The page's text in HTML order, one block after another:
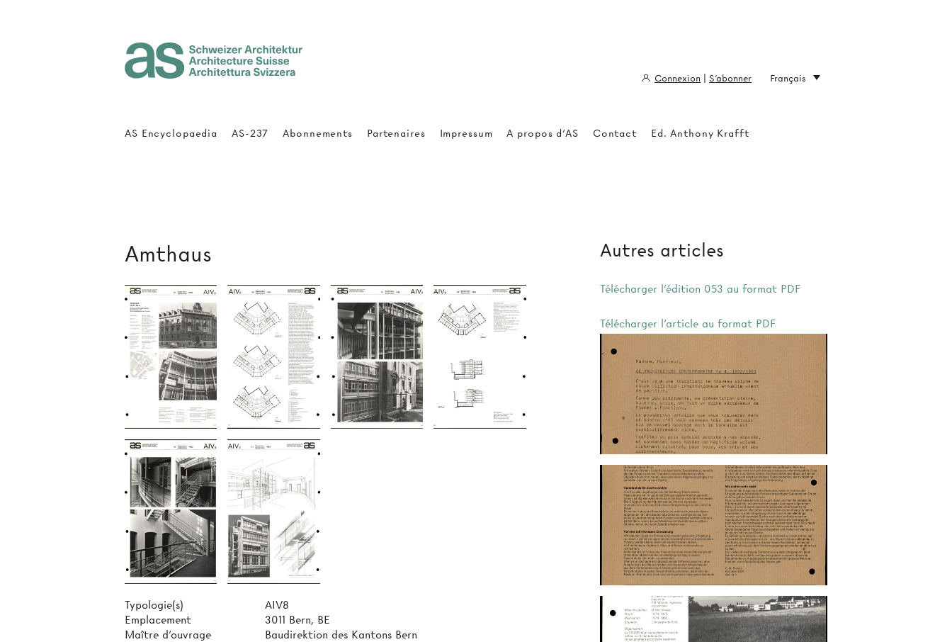
Amthaus
Typologie(s)
AIV8
Emplacement
3011 Bern, BE
Maître d'ouvrage
Baudirektion des Kantons Bern
Autres articles
Télécharger l'édition 053 au format PDF
Télécharger l'article au format PDF
AS Encyclopaedia AS-237 Abonnements Partenaires Impressum A propos d'AS Contact Ed. Anthony Krafft
Connexion S'abonner Français